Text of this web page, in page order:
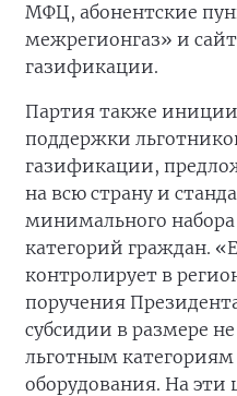
МФЦ, абонентские
межрегионгаз» и
газификации.
Партия также
поддержки
газификации,
на всю страну и
минимального
категорий граждан.
контролирует в
поручения
субсидии в размере
льготным категориям
оборудования. На эти